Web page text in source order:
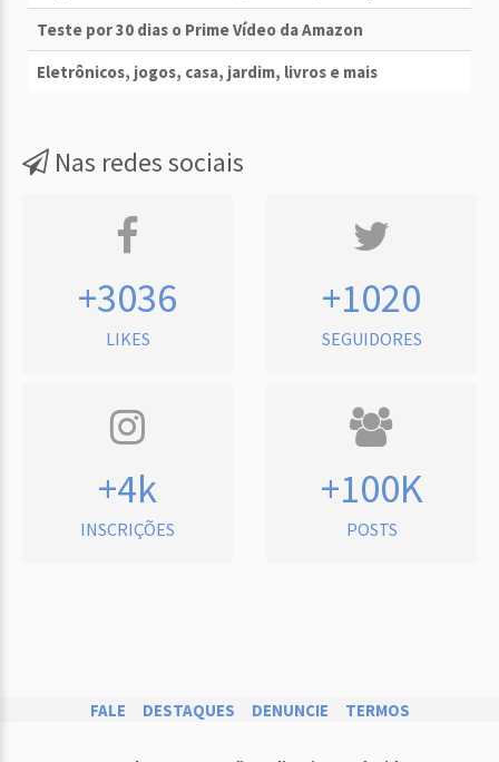
Teste por 30 dias o Prime Vídeo da Amazon
Eletrônicos, jogos, casa, jardim, livros e mais
Nas redes sociais
+3036
LIKES
+1020
SEGUIDORES
+4k
INSCRIÇÕES
+100K
POSTS
FALE DESTAQUES DENUNCIE TERMOS